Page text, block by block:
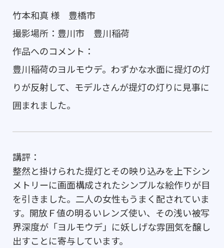
竹本和真 様 豊橋市
撮影場所：豊川市 豊川稲荷
作品へのコメント：
豊川稲荷のヨルモウデ。わずかな水面に提灯の灯
りが反射して、モデルさんが提灯の灯りに見事に
囲まれました。
講評：
整然と掛けられた提灯とその映り込みを上下シン
メトリーに画面構成されたシンプルな絵作りが目
を引きました。二人の女性もうまく配されていま
す。開放Ｆ値の明るいレンズ使い、その浅い被写
界深度が「ヨルモウデ」に妖しげな雰囲気を醸し
出すことに寄与しています。